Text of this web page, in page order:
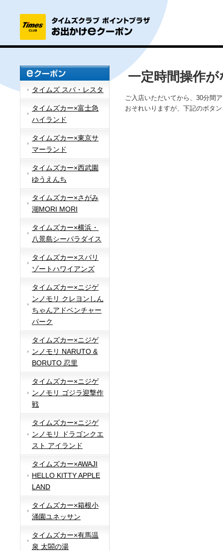
タイムズ スパ・レスタ
タイムズカー×富士急
ハイランド
タイムズカー×東京サ
マーランド
タイムズカー×西武園
ゆうえんち
タイムズカー×さがみ
湖MORI MORI
タイムズカー×横浜・
八景島シーパラダイス
タイムズカー×スパリ
ゾートハワイアンズ
タイムズカー×ニジゲ
ンノモリ クレヨンしん
ちゃんアドベンチャー
パーク
タイムズカー×ニジゲ
ンノモリ NARUTO &
BORUTO 忍里
タイムズカー×ニジゲ
ンノモリ ゴジラ迎撃作
戦
タイムズカー×ニジゲ
ンノモリ ドラゴンクエ
スト アイランド
タイムズカー×AWAJI
HELLO KITTY APPLE
LAND
タイムズカー×箱根小
涌園ユネッサン
タイムズカー×有馬温
泉 太閤の湯
一定時間操作
ご入店いただいてから、30分間
おそれいりますが、下記のボタ